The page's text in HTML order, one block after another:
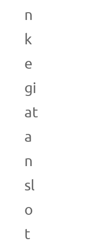
n
k
e
gi
at
a
n
sl
o
t